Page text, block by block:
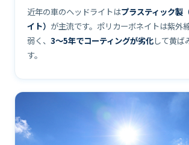
近年の車のヘッドライトはプラスティック製
イト） が主流です。ポリカーボネイトは紫外
弱く、 3〜5年でコーティングが劣化して黄ば
す。